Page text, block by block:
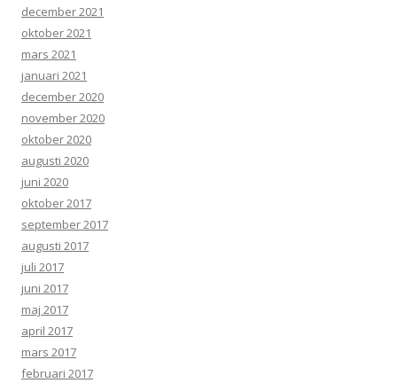
december 2021
oktober 2021
mars 2021
januari 2021
december 2020
november 2020
oktober 2020
augusti 2020
juni 2020
oktober 2017
september 2017
augusti 2017
juli 2017
juni 2017
maj 2017
april 2017
mars 2017
februari 2017